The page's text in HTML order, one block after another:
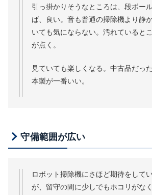
引っ掛かりそうなところは、段ボー
ば、良い。音も普通の掃除機より静
いても気にならない。汚れていると
が点く。
見ていても楽しくなる。中古品だっ
本製が一番いい。
守備範囲が広い
ロボット掃除機にさほど期待をして
が、留守の間に少しでもホコリがな